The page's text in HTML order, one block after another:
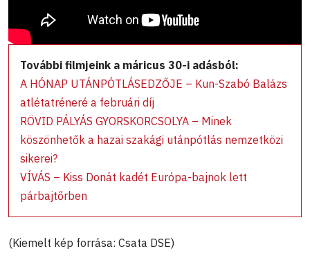
További filmjeink a máricus 30-i adásból:
A HÓNAP UTÁNPÓTLÁSEDZŐJE – Kun-Szabó Balázs
atlétatréneré a februári díj
RÖVID PÁLYÁS GYORSKORCSOLYA – Minek
köszönhetők a hazai szakági utánpótlás nemzetközi
sikerei?
VÍVÁS – Kiss Donát kadét Európa-bajnok lett
párbajtőrben
(Kiemelt kép forrása: Csata DSE)